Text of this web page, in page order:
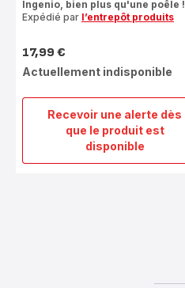
Recevoir une alerte dès
que le produit est
disponible
Ingenio
6
Ingenio, bien plus qu'une poêle !
Expédié par l’entrepôt produits
Prix
17,99 €
Actuellement indisponible